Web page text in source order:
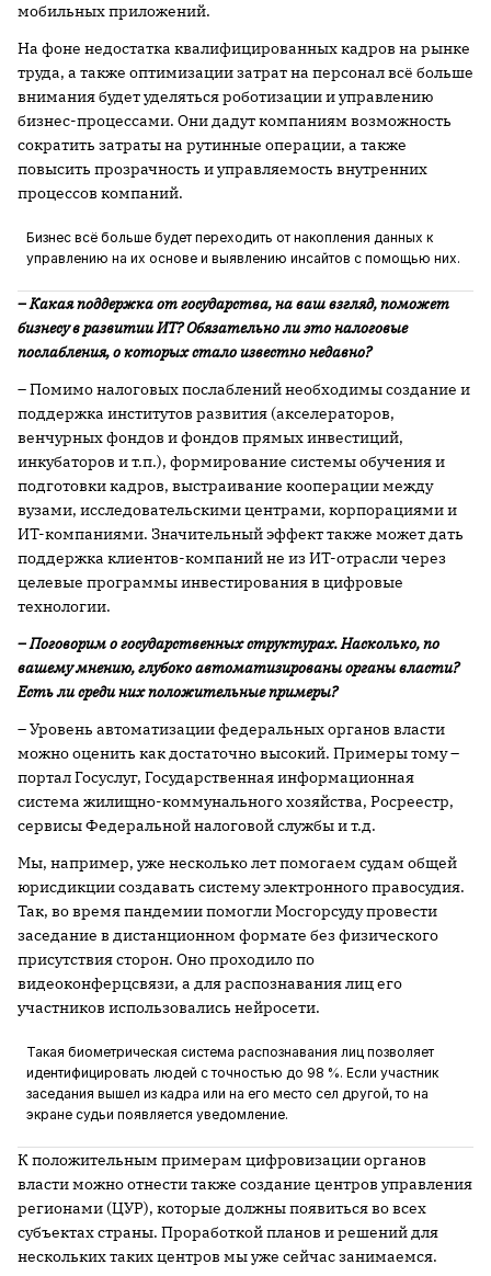
мобильных приложений.
На фоне недостатка квалифицированных кадров на рынке
труда, а также оптимизации затрат на персонал всё больше
внимания будет уделяться роботизации и управлению
бизнес-процессами. Они дадут компаниям возможность
сократить затраты на рутинные операции, а также
повысить прозрачность и управляемость внутренних
процессов компаний.
Бизнес всё больше будет переходить от накопления данных к
управлению на их основе и выявлению инсайтов с помощью них.
– Какая поддержка от государства, на ваш взгляд, поможет
бизнесу в развитии ИТ? Обязательно ли это налоговые
послабления, о которых стало известно недавно?
– Помимо налоговых послаблений необходимы создание и
поддержка институтов развития (акселераторов,
венчурных фондов и фондов прямых инвестиций,
инкубаторов и т.п.), формирование системы обучения и
подготовки кадров, выстраивание кооперации между
вузами, исследовательскими центрами, корпорациями и
ИТ-компаниями. Значительный эффект также может дать
поддержка клиентов-компаний не из ИТ-отрасли через
целевые программы инвестирования в цифровые
технологии.
– Поговорим о государственных структурах. Насколько, по
вашему мнению, глубоко автоматизированы органы власти?
Есть ли среди них положительные примеры?
– Уровень автоматизации федеральных органов власти
можно оценить как достаточно высокий. Примеры тому –
портал Госуслуг, Государственная информационная
система жилищно-коммунального хозяйства, Росреестр,
сервисы Федеральной налоговой службы и т.д.
Мы, например, уже несколько лет помогаем судам общей
юрисдикции создавать систему электронного правосудия.
Так, во время пандемии помогли Мосгорсуду провести
заседание в дистанционном формате без физического
присутствия сторон. Оно проходило по
видеоконферцсвязи, а для распознавания лиц его
участников использовались нейросети.
Такая биометрическая система распознавания лиц позволяет
идентифицировать людей с точностью до 98 %. Если участник
заседания вышел из кадра или на его место сел другой, то на
экране судьи появляется уведомление.
К положительным примерам цифровизации органов
власти можно отнести также создание центров управления
регионами (ЦУР), которые должны появиться во всех
субъектах страны. Проработкой планов и решений для
нескольких таких центров мы уже сейчас занимаемся.